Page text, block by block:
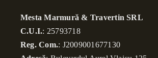
Mesta Marmură & Travertin SRL
C.U.I.: 25793718
Reg. Com.: J2009001677130